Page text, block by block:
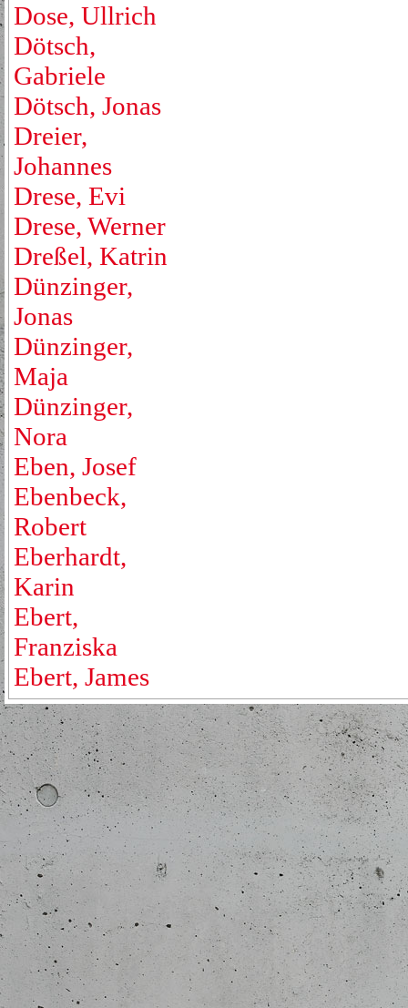
Dose, Ullrich
Dötsch,
Gabriele
Dötsch, Jonas
Dreier,
Johannes
Drese, Evi
Drese, Werner
Dreßel, Katrin
Dünzinger,
Jonas
Dünzinger,
Maja
Dünzinger,
Nora
Eben, Josef
Ebenbeck,
Robert
Eberhardt,
Karin
Ebert,
Franziska
Ebert, James